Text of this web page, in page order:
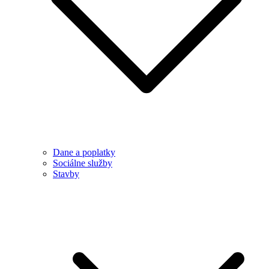
Dane a poplatky
Sociálne služby
Stavby